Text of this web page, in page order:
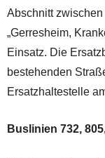
Abschnitt zwischen
„Gerresheim,
Einsatz. Die
bestehenden
Ersatzhaltestelle
Buslinien 732,